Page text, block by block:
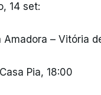
14 set:
Amadora – Vitória
Pia, 18:00